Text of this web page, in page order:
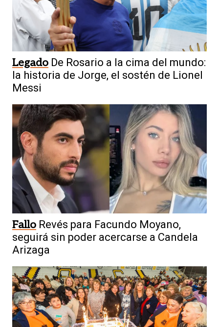
Legado De Rosario a la cima del mundo:
la historia de Jorge, el sostén de Lionel
Messi
Fallo Revés para Facundo Moyano,
seguirá sin poder acercarse a Candela
Arizaga